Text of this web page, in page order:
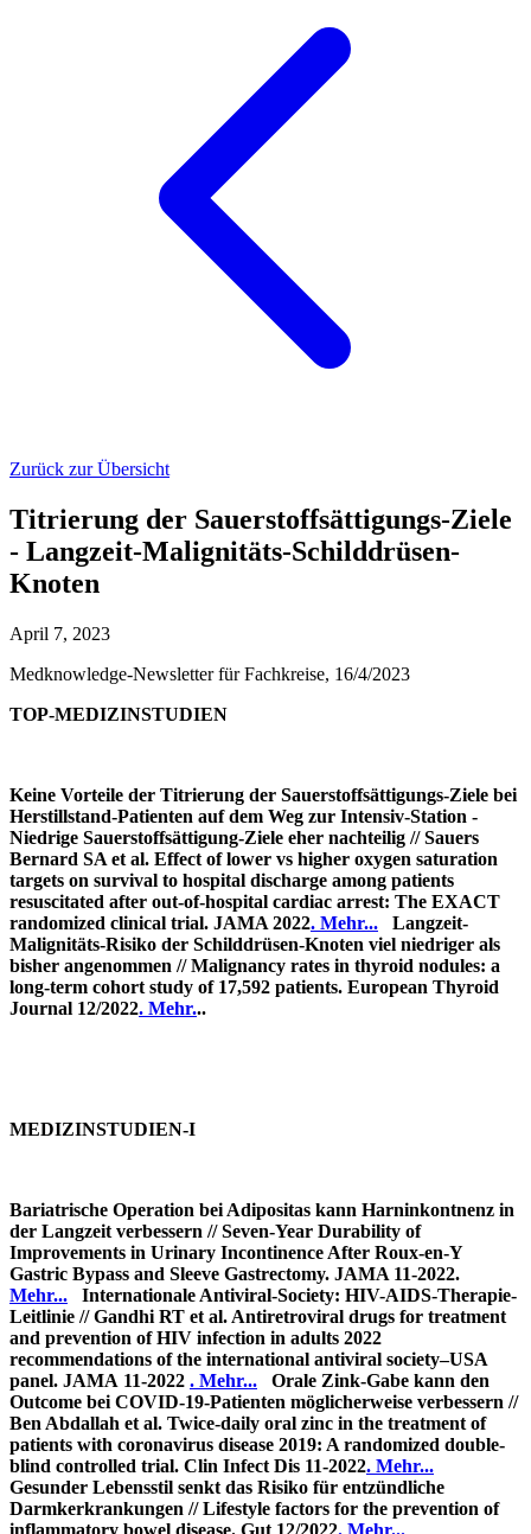
Zurück zur Übersicht
Titrierung der Sauerstoffsättigungs-Ziele
- Langzeit-Malignitäts-Schilddrüsen-
Knoten
April 7, 2023
Medknowledge-Newsletter für Fachkreise, 16/4/2023
TOP-MEDIZINSTUDIEN
Keine Vorteile der Titrierung der Sauerstoffsättigungs-Ziele bei
Herstillstand-Patienten auf dem Weg zur Intensiv-Station -
Niedrige Sauerstoffsättigung-Ziele eher nachteilig // Sauers
Bernard SA et al. Effect of lower vs higher oxygen saturation
targets on survival to hospital discharge among patients
resuscitated after out-of-hospital cardiac arrest: The EXACT
randomized clinical trial. JAMA 2022. Mehr...
Langzeit-
Malignitäts-Risiko der Schilddrüsen-Knoten viel niedriger als
bisher angenommen // Malignancy rates in thyroid nodules: a
long-term cohort study of 17,592 patients. European Thyroid
Journal 12/2022. Mehr...
MEDIZINSTUDIEN-I
Bariatrische Operation bei Adipositas kann Harninkontnenz in
der Langzeit verbessern // Seven-Year Durability of
Improvements in Urinary Incontinence After Roux-en-Y
Gastric Bypass and Sleeve Gastrectomy. JAMA 11-2022.
Mehr...
Internationale Antiviral-Society: HIV-AIDS-Therapie-
Leitlinie //Gandhi RT et al. Antiretroviral drugs for treatment
and prevention of HIV infection in adults 2022
recommendations of the international antiviral society–USA
panel. JAMA 11-2022 . Mehr...
Orale Zink-Gabe kann den
Outcome bei COVID-19-Patienten möglicherweise verbessern //
Ben Abdallah et al. Twice-daily oral zinc in the treatment of
patients with coronavirus disease 2019: A randomized double-
blind controlled trial. Clin Infect Dis 11-2022. Mehr...
Gesunder Lebensstil senkt das Risiko für entzündliche
Darmkerkrankungen // Lifestyle factors for the prevention of
inflammatory bowel disease. Gut 12/2022. Mehr...